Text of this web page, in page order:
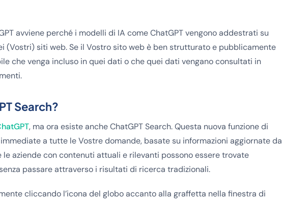
avviene perché i modelli di IA come ChatGPT vengono addestrati su
(Vostri) siti web. Se il Vostro sito web è ben strutturato e pubblicamente
che venga incluso in quei dati o che quei dati vengano consultati in
Search?
, ma ora esiste anche ChatGPT Search. Questa nuova funzione di
a tutte le Vostre domande, basate su informazioni aggiornate da
le aziende con contenuti attuali e rilevanti possono essere trovate
passare attraverso i risultati di ricerca tradizionali.
cliccando l’icona del globo accanto alla graffetta nella finestra di